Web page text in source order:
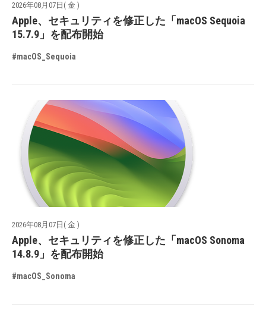
2026年08月07日( 金 )
Apple、セキュリティを修正した「macOS Sequoia
15.7.9」を配布開始
#macOS_Sequoia
2026年08月07日( 金 )
Apple、セキュリティを修正した「macOS Sonoma
14.8.9」を配布開始
#macOS_Sonoma